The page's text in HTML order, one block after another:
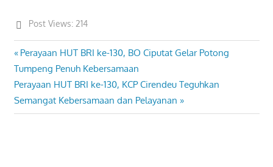
Post Views: 214
Post
navigation
Previous
Post:
Perayaan HUT BRI ke-130, BO Ciputat Gelar Potong
Tumpeng Penuh Kebersamaan
Next
Post:
Perayaan HUT BRI ke-130, KCP Cirendeu Teguhkan
Semangat Kebersamaan dan Pelayanan